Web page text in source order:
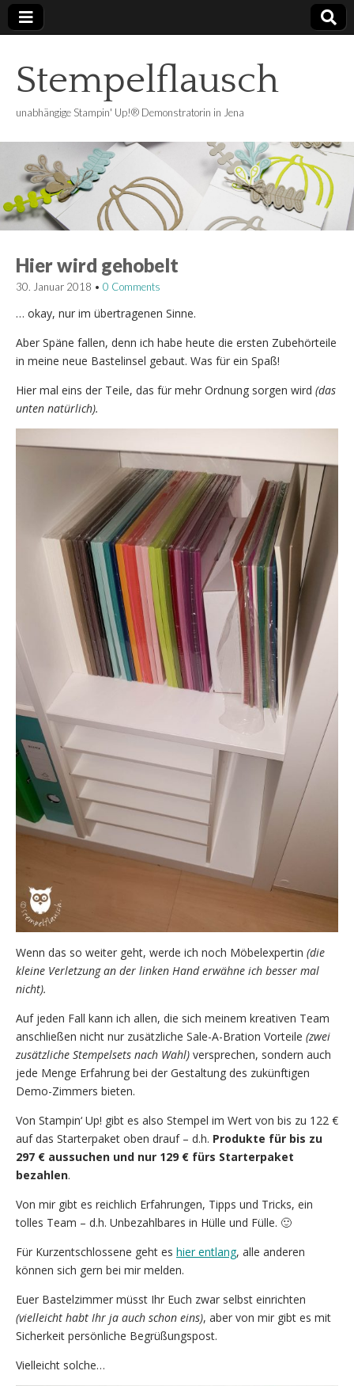
Stempelflausch
unabhängige Stampin' Up!® Demonstratorin in Jena
Hier wird gehobelt
30. Januar 2018 • 0 Comments
… okay, nur im übertragenen Sinne.
Aber Späne fallen, denn ich habe heute die ersten Zubehörteile
in meine neue Bastelinsel gebaut. Was für ein Spaß!
Hier mal eins der Teile, das für mehr Ordnung sorgen wird (das
unten natürlich).
Wenn das so weiter geht, werde ich noch Möbelexpertin (die
kleine Verletzung an der linken Hand erwähne ich besser mal
nicht).
Auf jeden Fall kann ich allen, die sich meinem kreativen Team
anschließen nicht nur zusätzliche Sale-A-Bration Vorteile (zwei
zusätzliche Stempelsets nach Wahl) versprechen, sondern auch
jede Menge Erfahrung bei der Gestaltung des zukünftigen
Demo-Zimmers bieten.
Von Stampin‘ Up! gibt es also Stempel im Wert von bis zu 122 €
auf das Starterpaket oben drauf – d.h. Produkte für bis zu
297 € aussuchen und nur 129 € fürs Starterpaket
bezahlen.
Von mir gibt es reichlich Erfahrungen, Tipps und Tricks, ein
tolles Team – d.h. Unbezahlbares in Hülle und Fülle. 🙂
Für Kurzentschlossene geht es hier entlang, alle anderen
können sich gern bei mir melden.
Euer Bastelzimmer müsst Ihr Euch zwar selbst einrichten
(vielleicht habt Ihr ja auch schon eins), aber von mir gibt es mit
Sicherkeit persönliche Begrüßungspost.
Vielleicht solche…